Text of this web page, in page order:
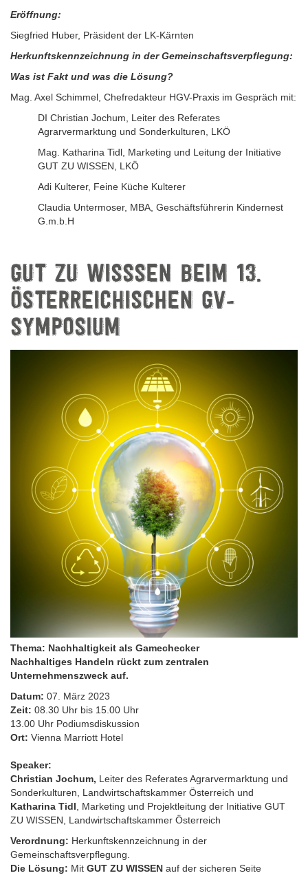
Eröffnung:
Siegfried Huber, Präsident der LK-Kärnten
Herkunftskennzeichnung in der Gemeinschaftsverpflegung:
Was ist Fakt und was die Lösung?
Mag. Axel Schimmel, Chefredakteur HGV-Praxis im Gespräch mit:
DI Christian Jochum, Leiter des Referates
Agrarvermarktung und Sonderkulturen, LKÖ
Mag. Katharina Tidl, Marketing und Leitung der Initiative
GUT ZU WISSEN, LKÖ
Adi Kulterer, Feine Küche Kulterer
Claudia Untermoser, MBA, Geschäftsführerin Kindernest
G.m.b.H
GUT ZU WISSSEN BEIM 13.
ÖSTERREICHISCHEN GV-
SYMPOSIUM
Thema: Nachhaltigkeit als Gamechecker
Nachhaltiges Handeln rückt zum zentralen
Unternehmenszweck auf.
Datum: 07. März 2023
Zeit: 08.30 Uhr bis 15.00 Uhr
13.00 Uhr Podiumsdiskussion
Ort: Vienna Marriott Hotel
Speaker:
Christian Jochum, Leiter des Referates Agrarvermarktung und
Sonderkulturen, Landwirtschaftskammer Österreich und
Katharina Tidl , Marketing und Projektleitung der Initiative GUT
ZU WISSEN, Landwirtschaftskammer Österreich
Verordnung: Herkunftskennzeichnung in der
Gemeinschaftsverpflegung.
Die Lösung: Mit GUT ZU WISSEN auf der sicheren Seite